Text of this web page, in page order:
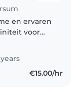
en ervaren
voor
in de
Mijn
vier dagen..€15.00/hr